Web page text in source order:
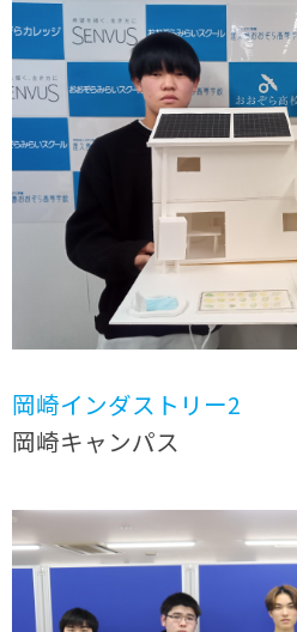
岡崎インダストリー2
岡崎キャンパス